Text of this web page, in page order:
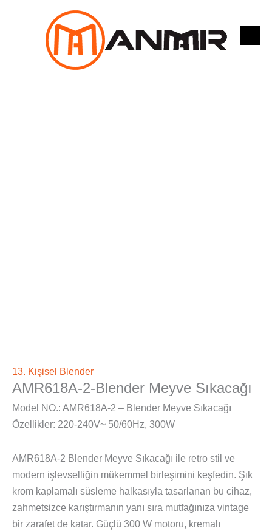
13. Kişisel Blender
AMR618A-2-Blender Meyve Sıkacağı
Model NO.: AMR618A-2 – Blender Meyve Sıkacağı
Özellikler: 220-240V~ 50/60Hz, 300W
AMR618A-2 Blender Meyve Sıkacağı ile retro stil ve
modern işlevselliğin mükemmel birleşimini keşfedin. Şık
krom kaplamalı süsleme halkasıyla tasarlanan bu cihaz,
zahmetsizce karıştırmanın yanı sıra mutfağınıza vintage
bir zarafet de katar. Güçlü 300 W motoru, kremalı